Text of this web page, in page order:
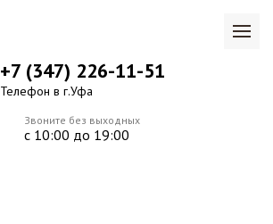
Звоните без выходных
с 10:00 до 19:00
+7 (347) 226-11-51
Телефон в г.Уфа